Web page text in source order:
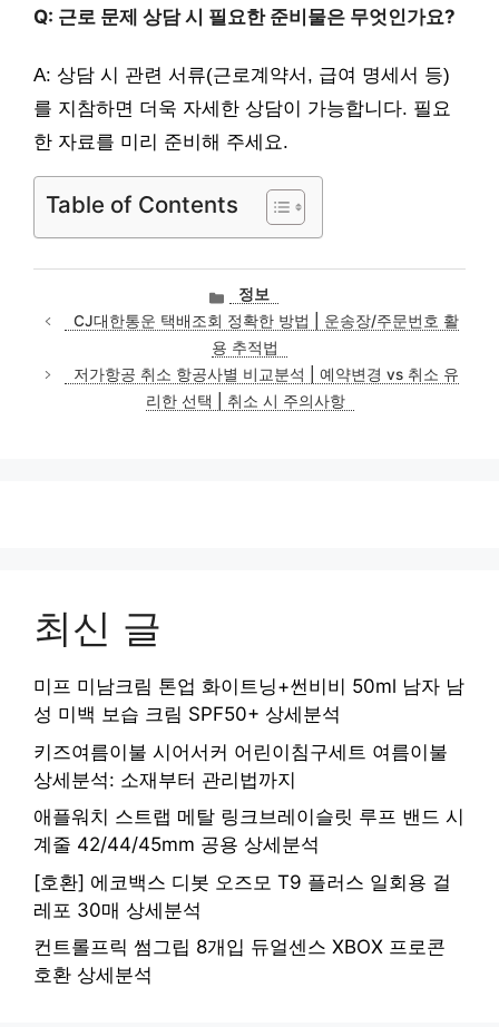
Q: 근로 문제 상담 시 필요한 준비물은 무엇인가요?
A: 상담 시 관련 서류(근로계약서, 급여 명세서 등)
를 지참하면 더욱 자세한 상담이 가능합니다. 필요
한 자료를 미리 준비해 주세요.
Table of Contents
카
테
고
리
정보
CJ대한통운 택배조회 정확한 방법 | 운송장/주문번호 활
용 추적법
저가항공 취소 항공사별 비교분석 | 예약변경 vs 취소 유
리한 선택 | 취소 시 주의사항
최신 글
미프 미남크림 톤업 화이트닝+썬비비 50ml 남자 남
성 미백 보습 크림 SPF50+ 상세분석
키즈여름이불 시어서커 어린이침구세트 여름이불
상세분석: 소재부터 관리법까지
애플워치 스트랩 메탈 링크브레이슬릿 루프 밴드 시
계줄 42/44/45mm 공용 상세분석
[호환] 에코백스 디봇 오즈모 T9 플러스 일회용 걸
레포 30매 상세분석
컨트롤프릭 썸그립 8개입 듀얼센스 XBOX 프로콘
호환 상세분석